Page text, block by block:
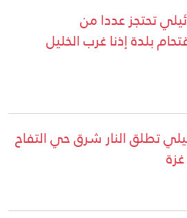
تحتجز عددا من
بلدة إذنا غرب الخليل
تطلق النار شرق حي التفاح